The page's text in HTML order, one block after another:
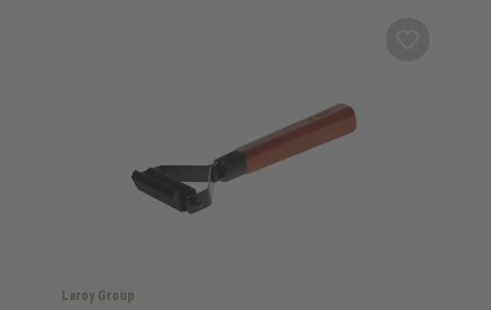
Laroy Group